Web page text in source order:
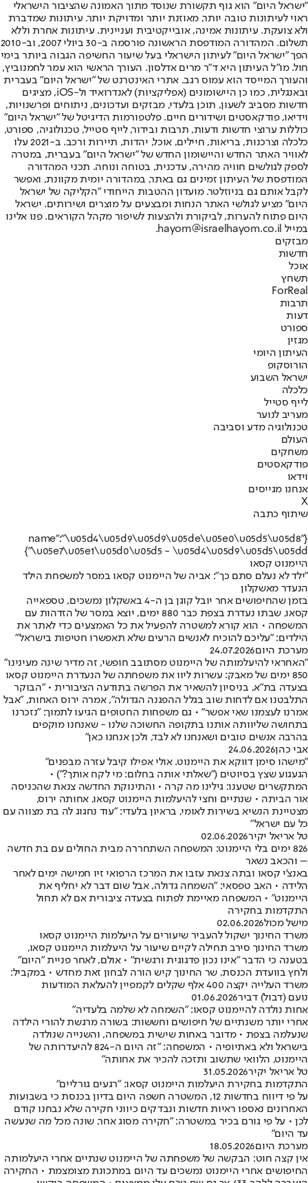
"ישראל היום" הוא גוף תקשורת שנוסד מתוך האמונה שהציבור הישראלי
ראוי לעיתונות טובה יותר, מאוזנת יותר ומדויקת יותר. עיתונות שמדברת
ולא צועקת. עיתונות אמינה, אובייקטיבית ועניינית. עיתונות אחרת וללא
תשלום. המהדורה המודפסת הראשונה פורסמה ב-30 ביולי 2007, וב-2010
הפך "ישראל היום" לעיתון הישראלי בעל שיעור החשיפה הגבוה ביותר בימי
חול. מו"ל העיתון היא ד"ר מרים אדלסון. העורך הראשי הוא עמר לחמנוביץ,
והעורך המייסד הוא עמוס רגב. אתרי האינטרנט של "ישראל היום" בעברית
ובאנגלית, כמו כן היישומונים (אפליקציות) לאנדרואיד ול-iOS, מציגים
חדשות מסביב לשעון, תוכן בלעדי, מבזקים ועדכונים, ניתוחים ופרשנויות,
וידיאו, פודקאסטים ושידורים חיים. פלטפורמות הדיגיטל של "ישראל היום"
כוללות ערוצי חדשות ודעות, תרבות ובידור, לייף סטייל, טכנולוגיה, ספורט,
כלכלה וצרכנות, בריאות, חיילים, אוכל, יהדות, תיירות ורכב. ב-2021 עלו
לאוויר האתר החדש והיישומון החדש של "ישראל היום" בעברית, במטרה
לספק לגולשים חוויה מהירה, עדכנית, בטוחה ונוחה. תכני המהדורה
המודפסת של העיתון זמינים גם באתר, במהדורה יומית מקוונת, ואפשר
לקבל אותם גם בניוזלטר. מועדון ההטבות הייחודי "הקליקה של ישראל
היום" מציע לגולשי האתר הנחות ומבצעים על מוצרים ושירותים. ישראל
היום פתוח להערות, לביקורת ולהצעות לשיפור מקהל הקוראים. פנו אלינו
במייל hayom@israelhayom.co.il.
מבזקים
חדשות
אוכל
תשחץ
ForReal
תרבות
דעות
ספורט
מגזין
העיתון היומי
הורוסקופ
ישראל השבוע
כלכלה
לייף סטייל
מעריב לנוער
טכנולוגיה מדע וסביבה
העולם
משחקים
פודקאסטים
וידאו
אנחנו מגייסים
X
שיתוף כתבה
{"name":"\u05d4\u05d9\u05d9\u05de\u05e0\u05d5\u05d8
\u05e7\u05e1\u05d0\u05d5 - \u05d4\u05d9\u05d5\u05dd"}
היימנוט קסאו
"ילד לא נעלם סתם כך": אביה של היימנוט קסאו במסר למשפחת הילד
הנעדר מאשקלון
בזמן שהחיפושים אחר יובל קוגן בן ה-4 באשקלון נמשכים, טספאייה
קסאו, שבתו נעדרת בצפת כבר 880 ימים, יוצא במסר של הזדהות עם
המשפחה • הוא קורא למשטרה להפעיל את כל האמצעים כדי לאתר את
הילדים: "עליכם להוכיח לאנשים הרעים שלא תאפשרו חטיפות בישראל"
מערכת היום24.07.2026
"האחראי להיעלמותה של היימנוט מסתובב חופשי, זה מדיר שינה מעינינו"
850 ימים של מאבק: עשרות ליוו את משפחתה של הנעדרת היימנוט קסאו
בצעדה בת"א, בניסיון להשאיר את הפרשה בתודעה הציבורית • "הבוקר
התלבטנו אם לדחות שוב בגלל ההפגנה הגדולה", אמרה ירוס האחות, "אבל
אמרנו לעצמנו שאי אפשר" • גם משפחות החטופים הגיעו לתמוך: "נזכרנו
בתחושה שליוותה אותנו בתקופה החשוכה שלנו - שאנחנו מוקפים
בהרבה אנשים טובים ושאנחנו לא לבד, ולכן אנחנו כאן"
אבי כהן24.06.2026
"מישהו סימן דווקא את היימנוט. אולי אפילו קיבל עזרה מבפנים"
הגעגוע שצץ בסיוטים ("שאלתי אותה בחלום: מי לקח אותך?") •
המתקשרים שטענו: גילינו מה קרה • והתינוקת החדשה צנאת שהכניסה
אור הביתה • שנתיים וחצי להיעלמות היימנוט קסאו, אחותה ירוס,
מצטיינת הנשיא בשירות לאומי, בראיון בלעדי: "עוד נחגוג לה בת מצווה עם
כל עם ישראל"
טל אריאל יקיר02.06.2026
826 ימים בלי היימנוט: המשפחה השתחררה מבית החולים עם בת חדשה
– והכאב נשאר
באנצ'י קסאו ובתה צנאת עזבו את המרכז הרפואי זיו חמישה ימים לאחר
הלידה • האב טפסאי: "השמחה גדולה, אבל שום דבר לא יחליף את
היימנוט" • המשפחה מאיימת לפתוח בצעדה ציבורית אם לא תחול
התקדמות בחקירה
מישל מכול02.06.2026
משרד החינוך ישקול להעביר שיעורים על היעלמות היימנוט קסאו
משרד החינוך סירב תחילה לקיים שיעור על היעלמות היימנוט קסאו,
בטענה כי הדבר "אינו נכון פדגוגית ורגשית" • אולם, לאחר פניית "היום"
ולחץ בוועדת הכנסת, שר החינוך קיש הורה לבחון זאת מחדש • במקביל:
משרד העלייה יקצה 400 אלף שקלים לקמפיין להעלאת המודעות
נועם (דבול) דביר01.06.2026
אחות נולדה להיימנוט קסאו: "השמחה לא שלמה בלעדיה"
אחרי יותר משנתיים של חיפושים וחששות: בשורה מרגשת להורי הילדה
שנעלמה בצפת • מדובר באחות שישית במשפחה, והשנייה שנולדה
בישראל ולא באתיופיה • המשפחה: "זה היום ה-824 להיעדרותה של
היימנוט, הלוואי שתשוב ותזכה להכיר את אחותה"
טל אריאל יקיר31.05.2026
התקדמות בחקירת היעלמות היימנוט קסאו: "רגעים גורליים"
על פי דיווח בחדשות 12, המשטרה חשפה היום בדיון בכנסת כי בשבועות
האחרונים נאספו ראיות חדשות ונבדקים כיווני חקירה שלא נבחנו קודם
לכן • על פי גורם בכיר במשטרה: "חקירה מסוג אחר, שונה מכל מה שנעשה
עד היום"
מערכת היום18.05.2026
אין קצה חוט: הבקשה של משפחתה של היימנוט שנתיים אחרי היעלמותה
החיפושים אחרי היימנוט נמשכים עד היום במתכונת מצומצמת • החקירה